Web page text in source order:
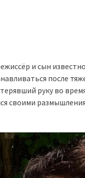
и сын
после
руку во
своими